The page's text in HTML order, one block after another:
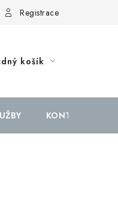
Registrace
košík
KONTAKTY